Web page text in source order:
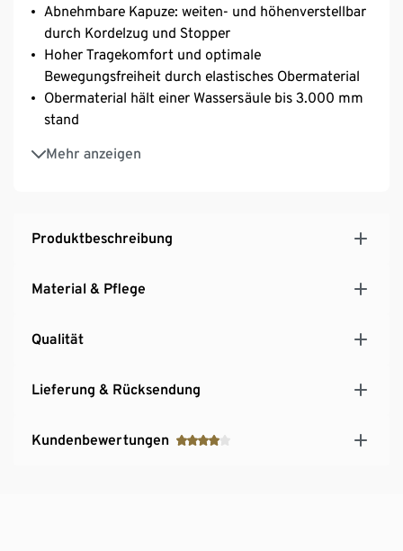
Abnehmbare Kapuze: weiten- und höhenverstellbar
durch Kordelzug und Stopper
Hoher Tragekomfort und optimale
Bewegungsfreiheit durch elastisches Obermaterial
Obermaterial hält einer Wassersäule bis 3.000 mm
stand
Mehr anzeigen
Reißverschluss mit durchgehendem Untertritt und
Hochschließender Kragen
Ärmelabschluss mit Klettverschluss
Elastisches Bündchen mit Daumenloch am
Ventilation unter dem Arm mit Reißverschluss
rutschhemmender Gummierung und Druckknöpfen
zur Weitenregulierung
Wärmeisolierung
Produktbeschreibung
Material & Pflege
Qualität
Lieferung & Rücksendung
Kundenbewertungen